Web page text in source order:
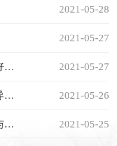
2021-05-28
2021-05-27
艺术设计系“技能，让生活更美好”主题展示活动 2021-05-27
药学系开展“医学检测与健康指导” 职业教育活动 2021-05-26
建筑工程系开展“花卉盆景欣赏与制作”主题活动 2021-05-25